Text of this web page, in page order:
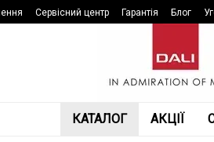
Сервісний центр Гарантія Блог
КАТАЛОГ АКЦІЇ